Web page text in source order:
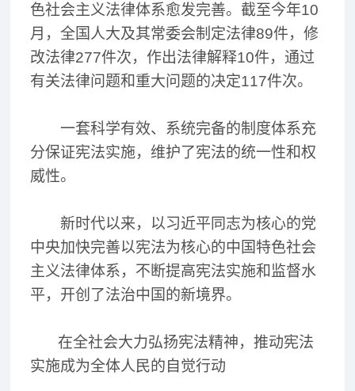
色社会主义法律体系愈发完善。截至今年10
月，全国人大及其常委会制定法律89件，修
改法律277件次，作出法律解释10件，通过
有关法律问题和重大问题的决定117件次。
一套科学有效、系统完备的制度体系充
分保证宪法实施，维护了宪法的统一性和权
威性。
新时代以来，以习近平同志为核心的党
中央加快完善以宪法为核心的中国特色社会
主义法律体系，不断提高宪法实施和监督水
平，开创了法治中国的新境界。
在全社会大力弘扬宪法精神，推动宪法
实施成为全体人民的自觉行动